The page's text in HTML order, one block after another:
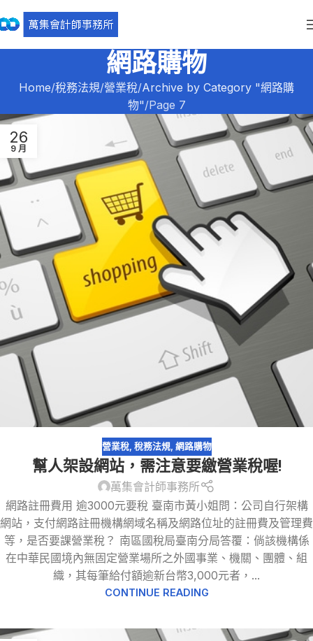
網路購物
Home 稅務法規 營業稅 Archive by Category "網路購
物" Page 7
26
9 月
營業稅, 稅務法規, 網路購物
幫人架設網站，需注意要繳營業稅喔!
萬集會計師事務所
網路註冊費用 逾3000元要稅 臺南市黃小姐問：公司自行架構
網站，支付網路註冊機構網域名稱及網路位址的註冊費及管理費
等，是否要課營業稅？ 南區國稅局臺南分局答覆：倘該機構係
在中華民國境內無固定營業場所之外國事業、機關、團體、組
織，其每筆給付額逾新台幣3,000元者，...
CONTINUE READING